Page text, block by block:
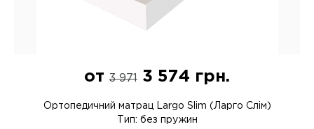
от 3 971 3 574 грн.
Ортопедичний матрац Largo Slim (Ларго Слім)
Тип: без пружин